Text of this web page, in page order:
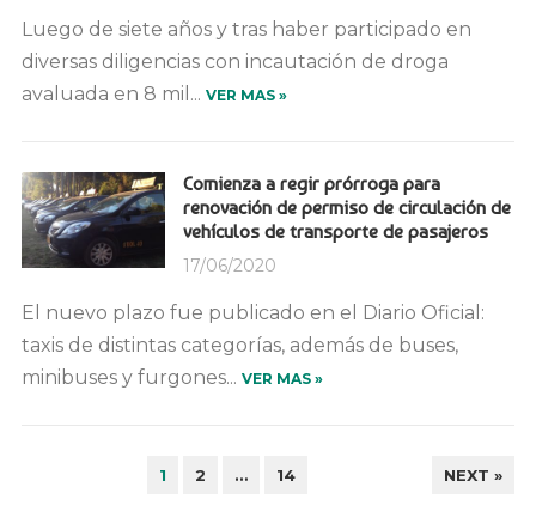
Luego de siete años y tras haber participado en
diversas diligencias con incautación de droga
avaluada en 8 mil... VER MAS »
Comienza a regir prórroga para
renovación de permiso de circulación de
vehículos de transporte de pasajeros
17/06/2020
El nuevo plazo fue publicado en el Diario Oficial:
taxis de distintas categorías, además de buses,
minibuses y furgones... VER MAS »
1 2 … 14 NEXT »